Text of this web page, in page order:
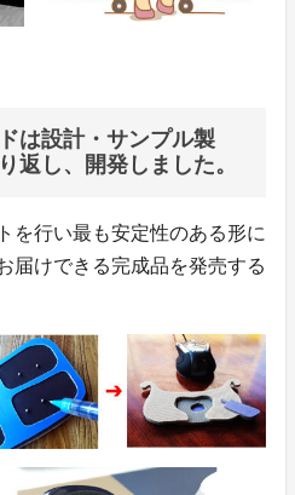
は設計・サンプル製
返し、開発しました。
を行い最も安定性のある形に
届けできる完成品を発売する